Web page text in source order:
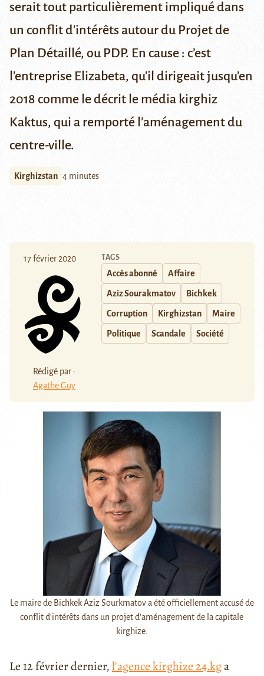
serait tout particulièrement impliqué dans
un conflit d'intérêts autour du Projet de
Plan Détaillé, ou PDP. En cause : c’est
l'entreprise Elizabeta, qu'il dirigeait jusqu'en
2018 comme le décrit le média kirghiz
Kaktus, qui a remporté l’aménagement du
centre-ville.
Kirghizstan 4 minutes
17 février 2020
Rédigé par :
Agathe Guy
TAGS
Accès abonné Affaire
Aziz Sourakmatov Bichkek
Corruption Kirghizstan Maire
Politique Scandale Société
Le maire de Bichkek Aziz Sourkmatov a été officiellement accusé de
conflit d'intérêts dans un projet d'aménagement de la capitale
kirghize.
Le 12 février dernier,l'agence kirghize 24.kga